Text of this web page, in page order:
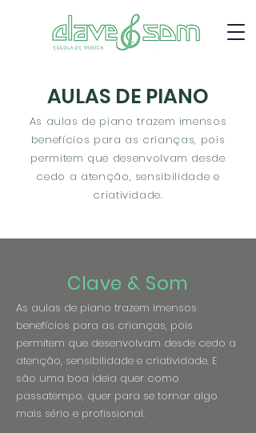
AULAS DE PIANO
As aulas de piano trazem imensos
benefícios para as crianças, pois
permitem que desenvolvam desde
cedo a atenção, sensibilidade e
criatividade.
Clave & Som
As aulas de piano trazem imensos
benefícios para as crianças, pois
permitem que desenvolvam desde cedo a
atenção, sensibilidade e criatividade. E
são uma boa ideia quer como
passatempo, quer para se tornar algo
mais sério e profissional.